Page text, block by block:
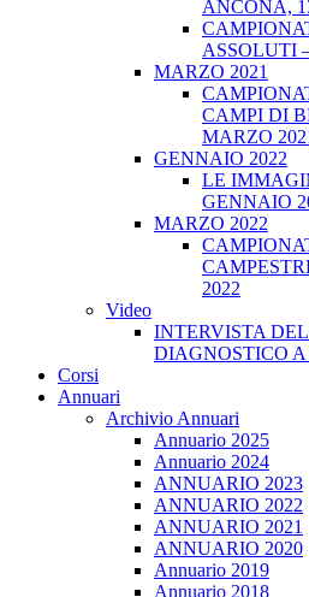
ANCONA,
ASSOLUTI
MARZO 2021
CAMPI DI
MARZO
GENNAIO 2022
LE
GENNAIO
MARZO 2022
2022
Video
INTERVISTA
DIAGNOSTICO
Corsi
Annuari
Archivio Annuari
Annuario 2025
Annuario 2024
ANNUARIO 2023
ANNUARIO 2022
ANNUARIO 2021
ANNUARIO 2020
Annuario 2019
Annuario 2018